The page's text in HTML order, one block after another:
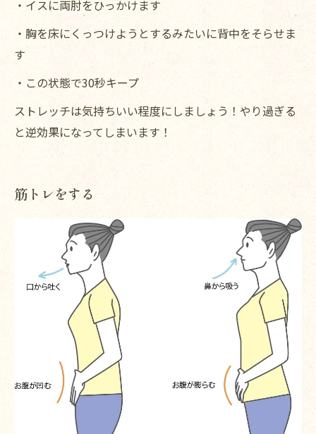
・イスに両肘をひっかけます
・胸を床にくっつけようとするみたいに背中をそらせま
す
・この状態で30秒キープ
ストレッチは気持ちいい程度にしましょう！やり過ぎる
と逆効果になってしまいます！
筋トレをする